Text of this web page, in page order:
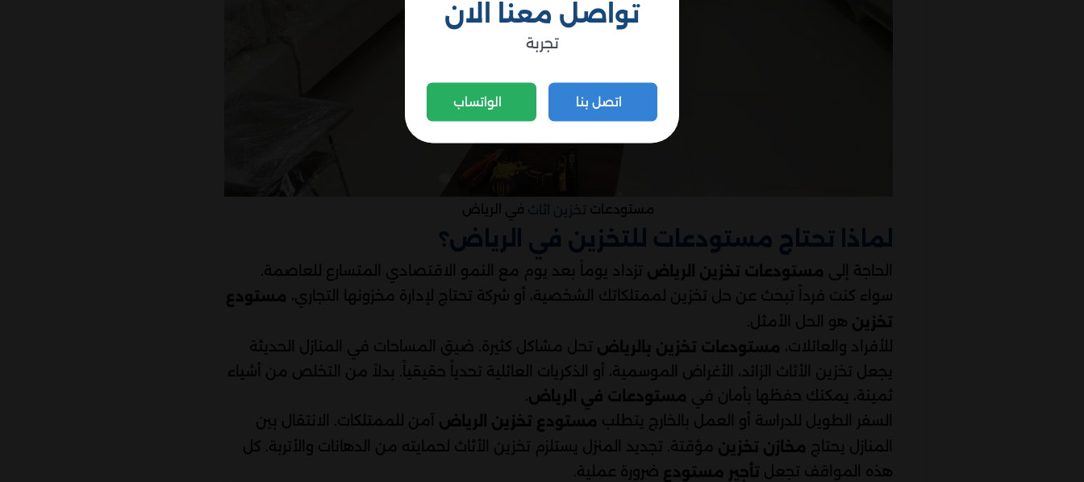
مستودعات في الرياض
لماذا تحتاج مستودعات للتخزين في الرياض؟
الحاجة إلى مستودعات تخزين الرياض تزداد يوماً بعد يوم مع النمو الاقتصادي المتسارع للعاصمة.
سواء كنت فرداً تبحث عن حل تخزين لممتلكاتك الشخصية، أو شركة تحتاج لإدارة مخزونها التجاري، مستودع
تخزين هو الحل الأمثل.
للأفراد والعائلات، مستودعات تخزين بالرياض تحل مشاكل كثيرة. ضيق المساحات في المنازل الحديثة
يجعل تخزين الأثاث الزائد، الأغراض الموسمية، أو الذكريات العائلية تحدياً حقيقياً. بدلاً من التخلص من أشياء
ثمينة، يمكنك حفظها بأمان في مستودعات في الرياض.
السفر الطويل للدراسة أو العمل بالخارج يتطلب مستودع تخزين الرياض آمن للممتلكات. الانتقال بين
المنازل يحتاج مخازن تخزين مؤقتة. تجديد المنزل يستلزم تخزين الأثاث لحمايته من الدهانات والأتربة. كل
هذه المواقف تجعل تأجير مستودع ضرورة عملية.
تواصل معنا الان
تجربة
اتصل بنا الواتساب